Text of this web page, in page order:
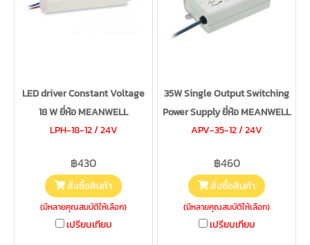
LED driver Constant Voltage
18 W ยี่ห้อ MEANWELL
LPH-18-12 / 24V
฿430
สั่งซื้อสินค้า
(มีหลายคุณสมบัติให้เลือก)
เปรียบเทียบ
35W Single Output Switching
Power Supply ยี่ห้อ MEANWELL
APV-35-12 / 24V
฿460
สั่งซื้อสินค้า
(มีหลายคุณสมบัติให้เลือก)
เปรียบเทียบ